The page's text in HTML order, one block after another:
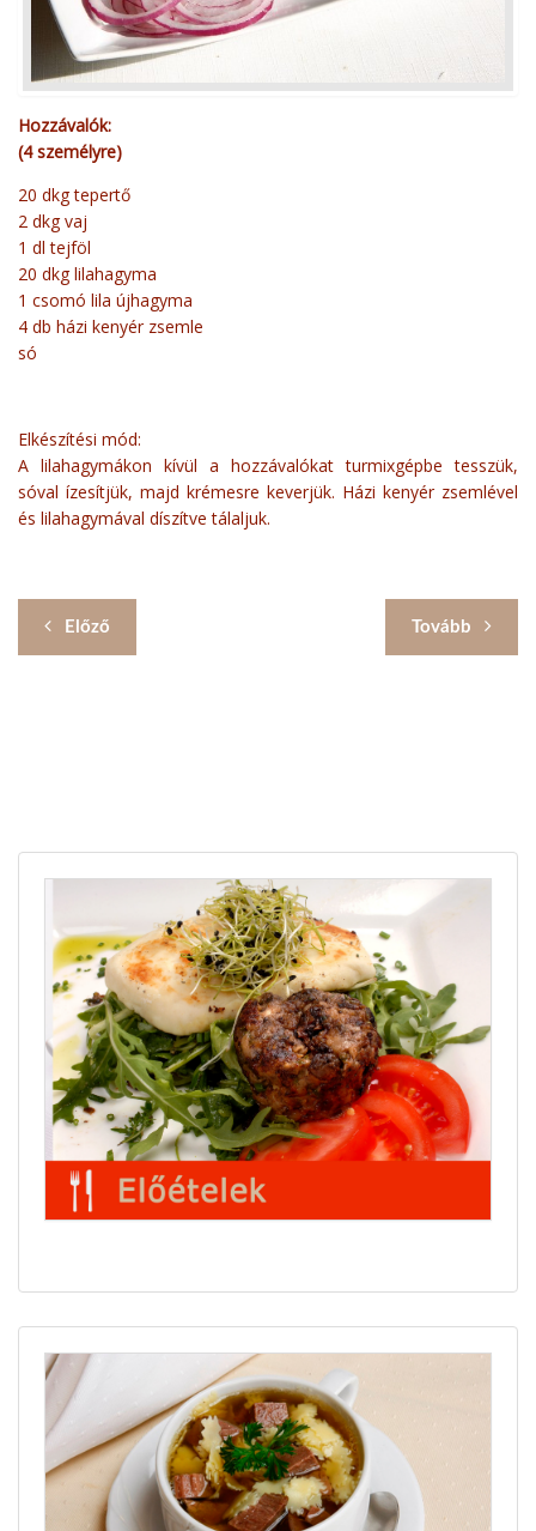
Hozzávalók:
(4 személyre)
20 dkg tepertő
2 dkg vaj
1 dl tejföl
20 dkg lilahagyma
1 csomó lila újhagyma
4 db házi kenyér zsemle
só
Elkészítési mód:
A lilahagymákon kívül a hozzávalókat turmixgépbe tesszük,
sóval ízesítjük, majd krémesre keverjük. Házi kenyér zsemlével
és lilahagymával díszítve tálaljuk.
Előző Tovább